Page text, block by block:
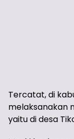
Tercatat, di
melaksanakan
yaitu di desa